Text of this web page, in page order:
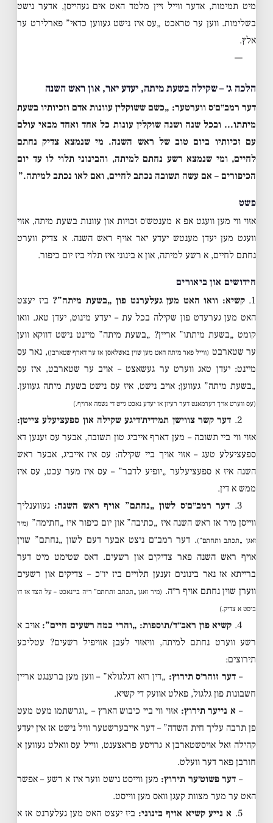
מיט תמימות, אדער ווייל זיין מלמד האט אים געהייסן, אדער נישט
בשלימות. ווען ער טראכט „עס איז נישט געווען כדאי” פארלירט ער
אלץ.
—
הלכה ג׳ – שקילה בשעת מיתה, יעדע יאר, און ראש השנה
דער רמב״ם׳ס ווערטער: „כשם ששוקלין עוונות אדם וזכיותיו בשעת
מיתתו… ובכל שנה ושנה שוקלין עונות כל אחד ואחד מבאי עולם
עם זכיותיו ביום טוב של ראש השנה. מי שנמצא צדיק נחתם
לחיים, ומי שנמצא רשע נחתם למיתה, והבינוני תלוי לו עד יום
הכיפורים – אם עשה תשובה נכתב לחיים, ואם לאו נכתב למיתה.”
פשט
אזוי ווי מען וועגט אפ א מענטש׳ס זכויות און עוונות בשעת מיתה, אזוי
וועגט מען יעדן מענטש יעדע יאר אויף ראש השנה. א צדיק ווערט
נחתם לחיים, א רשע למיתה, און א בינוני איז תלוי ביז יום כיפור.
חידושים און ביאורים
1. קשיא: וואו האט מען געלערנט פון „בשעת מיתה”? ביז יעצט
האט מען גערעדט פון שקילה בכל עת – יעדע מינוט, יעדן טאג. וואו
קומט „בשעת מיתתו” אריין? „בשעת מיתה” מיינט נישט דווקא ווען
ער שטארבט (ווייל פאר מיתה האט מען שוין באשלאסן אז ער דארף שטארבן), נאר עס
מיינט: יעדן טאג ווערט ער געשאצט – אויב ער שטארבט, איז עס
„בשעת מיתה” געווען; אויב נישט, איז עס נישט בשעת מיתה געווען.
(עס ווערט אויך דערמאנט דער רעיון אז יעדע נאכט גייט די נשמה ארויף.)
2. דער קשר צווישן תמידית׳דיגע שקילה און ספעציעלע צייטן:
אזוי ווי ביי תשובה – מען דארף אייביג טון תשובה, אבער עס זענען דא
ספעציעלע טעג – אזוי אויך ביי שקילה: עס איז אייביג, אבער ראש
השנה איז א ספעציעלער „יופיע לדבר” – עס איז מער עכט, עס איז
ממש א דין.
3. דער רמב״ם׳ס לשון „נחתם” אויף ראש השנה: געווענליך
ווייסן מיר אז ראש השנה איז „כתיבה” און יום כיפור איז „חתימה” (מיר
זאגן „תכתב ותחתם”). דער רמב״ם ניצט אבער דעם לשון „נחתם” שוין
אויף ראש השנה פאר צדיקים און רשעים. דאס שטימט מיט דער
ברייתא אז נאר בינונים זענען תלויים ביז יו״כ – צדיקים און רשעים
ווערן שוין נחתם אויף ר״ה. (מיר זאגן „תכתב ותחתם” ר״ה ביינאכט – על הצד אז דו
ביסט א צדיק.)
4. קשיא פון ראב״ד/תוספות: „והרי כמה רשעים חיים”: אויב א
רשע ווערט נחתם למיתה, וויאזוי לעבן אזויפיל רשעים? עטליכע
תירוצים:
– דער זוהר׳ס תירוץ: „דין רזא דגלגולא” – ווען מען ברענגט אריין
חשבונות פון גלגול, פאלט אוועק די קשיא.
– א נייער תירוץ: אזוי ווי ביי כיבוש הארץ – „וגרשתמו מעט מעט
פן תרבה עליך חית השדה” – דער אייבערשטער וויל נישט אז אין יעדע
קהילה זאל אויסשטארבן א גרויסע פראצענט, ווייל עס וואלט געווען א
חורבן פאר דער וועלט.
– דער פשוט׳ער תירוץ: מען ווייסט נישט ווער איז א רשע – אפשר
האט ער מער מצוות קעגן וואס מען ווייסט.
5. א נייע קשיא אויף בינוני: ביז יעצט האט מען געלערנט אז א